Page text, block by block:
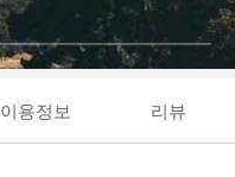
이용정보 리뷰